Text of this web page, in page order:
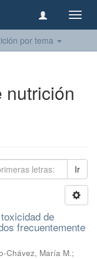
por tema
nutrición
Ir
de
frecuentemente
Chávez, María M.;